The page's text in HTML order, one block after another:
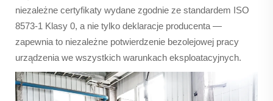
niezależne certyfikaty wydane zgodnie ze standardem ISO
8573-1 Klasy 0, a nie tylko deklaracje producenta —
zapewnia to niezależne potwierdzenie bezolejowej pracy
urządzenia we wszystkich warunkach eksploatacyjnych.